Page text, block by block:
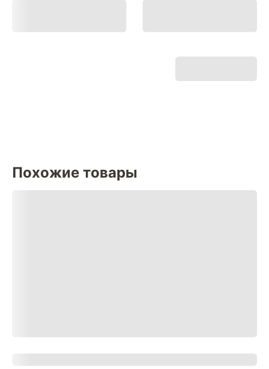
Похожие товары